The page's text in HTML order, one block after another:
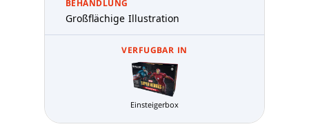
BEHANDLUNG
Großflächige Illustration
VERFUGBAR IN
Einsteigerbox